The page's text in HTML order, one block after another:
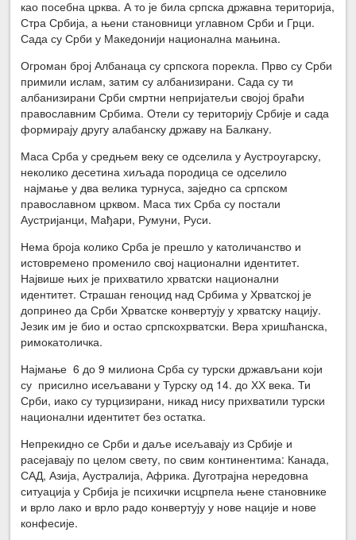
као посебна црква. А то је била српска државна територија,
Стра Србија, а њени становници углавном Срби и Грци.
Сада су Срби у Македонији национална мањина.
Огроман број Албанаца су српскога порекла. Прво су Срби
примили ислам, затим су албанизирани. Сада су ти
албанизирани Срби смртни непријатељи својој браћи
православним Србима. Отели су територију Србије и сада
формирају другу алабанску државу на Балкану.
Маса Срба у средњем веку се одселила у Аустроугарску,
неколико десетина хиљада породица се одселило
најмање у два велика турнуса, заједно са српском
православном црквом. Маса тих Срба су постали
Аустријанци, Мађари, Румуни, Руси.
Нема броја колико Срба је прешло у католичанство и
истовремено променило свој национални идентитет.
Највише њих је прихватило хрватски национални
идентитет. Страшан геноцид над Србима у Хрватској је
допринео да Срби Хрватске конвертују у хрватску нацију.
Језик им је био и остао српскохрватски. Вера хришћанска,
римокатоличка.
Најмање 6 до 9 милиона Срба су турски држављани који
су присилно исељавани у Турску од 14. до ХХ века. Ти
Срби, иако су турцизирани, никад нису прихватили турски
национални идентитет без остатка.
Непрекидно се Срби и даље исељавају из Србије и
расејавају по целом свету, по свим континентима: Канада,
САД, Азија, Аустралија, Африка. Дуготрајна нередовна
ситуација у Србија је психички исцрпела њене становнике
и врло лако и врло радо конвертују у нове нације и нове
конфесије.